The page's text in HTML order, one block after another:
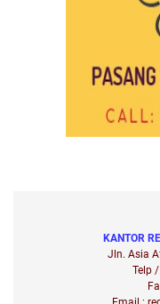
KANTOR
Jln. Asia
Telp